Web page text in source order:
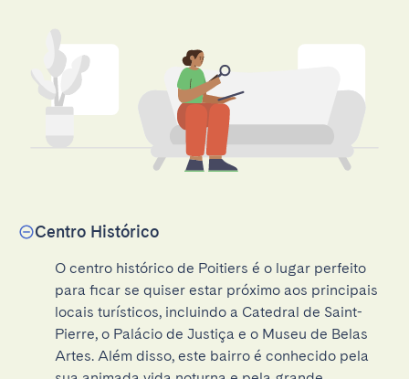
Centro Histórico
O centro histórico de Poitiers é o lugar perfeito
para ficar se quiser estar próximo aos principais
locais turísticos, incluindo a Catedral de Saint-
Pierre, o Palácio de Justiça e o Museu de Belas
Artes. Além disso, este bairro é conhecido pela